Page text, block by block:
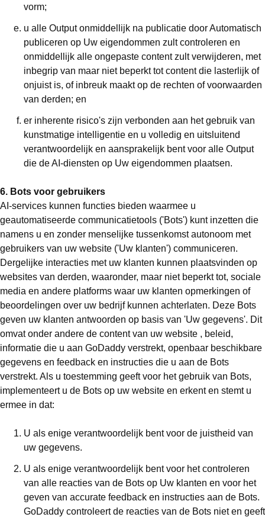
vorm;
u alle Output onmiddellijk na publicatie door Automatisch
publiceren op Uw eigendommen zult controleren en
onmiddellijk alle ongepaste content zult verwijderen, met
inbegrip van maar niet beperkt tot content die lasterlijk of
onjuist is, of inbreuk maakt op de rechten of voorwaarden
van derden; en
er inherente risico's zijn verbonden aan het gebruik van
kunstmatige intelligentie en u volledig en uitsluitend
verantwoordelijk en aansprakelijk bent voor alle Output
die de AI-diensten op Uw eigendommen plaatsen.
6. Bots voor gebruikers
AI-services kunnen functies bieden waarmee u
geautomatiseerde communicatietools ('Bots') kunt inzetten die
namens u en zonder menselijke tussenkomst autonoom met
gebruikers van uw website ('Uw klanten') communiceren.
Dergelijke interacties met uw klanten kunnen plaatsvinden op
websites van derden, waaronder, maar niet beperkt tot, sociale
media en andere platforms waar uw klanten opmerkingen of
beoordelingen over uw bedrijf kunnen achterlaten. Deze Bots
geven uw klanten antwoorden op basis van 'Uw gegevens'. Dit
omvat onder andere de content van uw website , beleid,
informatie die u aan GoDaddy verstrekt, openbaar beschikbare
gegevens en feedback en instructies die u aan de Bots
verstrekt. Als u toestemming geeft voor het gebruik van Bots,
implementeert u de Bots op uw website en erkent en stemt u
ermee in dat:
U als enige verantwoordelijk bent voor de juistheid van
uw gegevens.
U als enige verantwoordelijk bent voor het controleren
van alle reacties van de Bots op Uw klanten en voor het
geven van accurate feedback en instructies aan de Bots.
GoDaddy controleert de reacties van de Bots niet en geeft